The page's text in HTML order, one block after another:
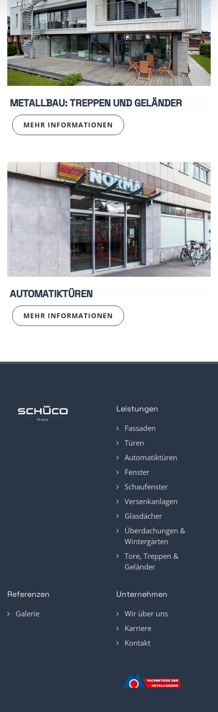
METALLBAU: TREPPEN UND GELÄNDER
MEHR INFORMATIONEN
AUTOMATIKTÜREN
MEHR INFORMATIONEN
Leistungen
Fassaden
Türen
Automatiktüren
Fenster
Schaufenster
Versenkanlagen
Glasdächer
Überdachungen &
Wintergärten
Tore, Treppen &
Geländer
Referenzen
Galerie
Unternehmen
Wir über uns
Karriere
Kontakt